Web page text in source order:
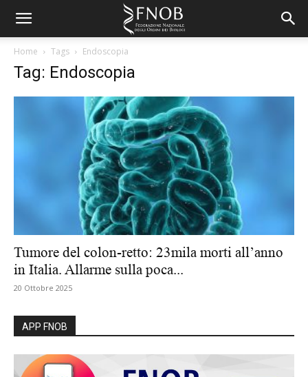
Home Tags Endoscopia
Tag: Endoscopia
Tumore del colon-retto: 23mila morti all’anno
in Italia. Allarme sulla poca...
20 Ottobre 2025
APP FNOB